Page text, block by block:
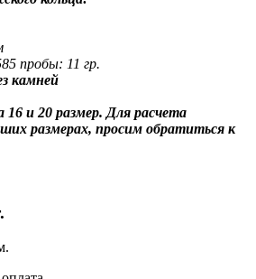
пробы: 11 гр.
камней
16 и 20 размер. Для расчета
размерах, просим обратиться к